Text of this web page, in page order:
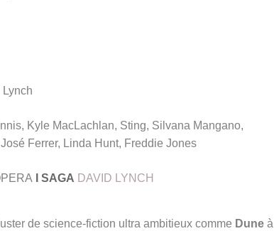
Lynch
Kyle MacLachlan, Sting, Silvana Mangano,
Ferrer, Linda Hunt, Freddie Jones
I SAGA DAVID LYNCH
de science-fiction ultra ambitieux comme Dune à